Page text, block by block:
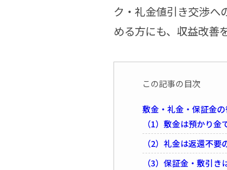
ク・礼金値引き交渉へ
める方にも、収益改善
この記事の目次
敷金・礼金・保証金
（1）敷金は預かり
（2）礼金は返還不
（3）保証金・敷引